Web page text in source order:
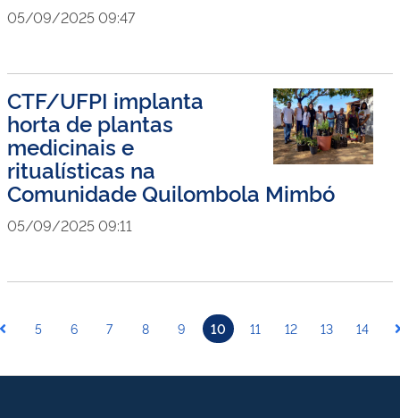
05/09/2025 09:47
CTF/UFPI implanta
horta de plantas
medicinais e
ritualísticas na
Comunidade Quilombola Mimbó
05/09/2025 09:11
5 6 7 8 9 10 11 12 13 14